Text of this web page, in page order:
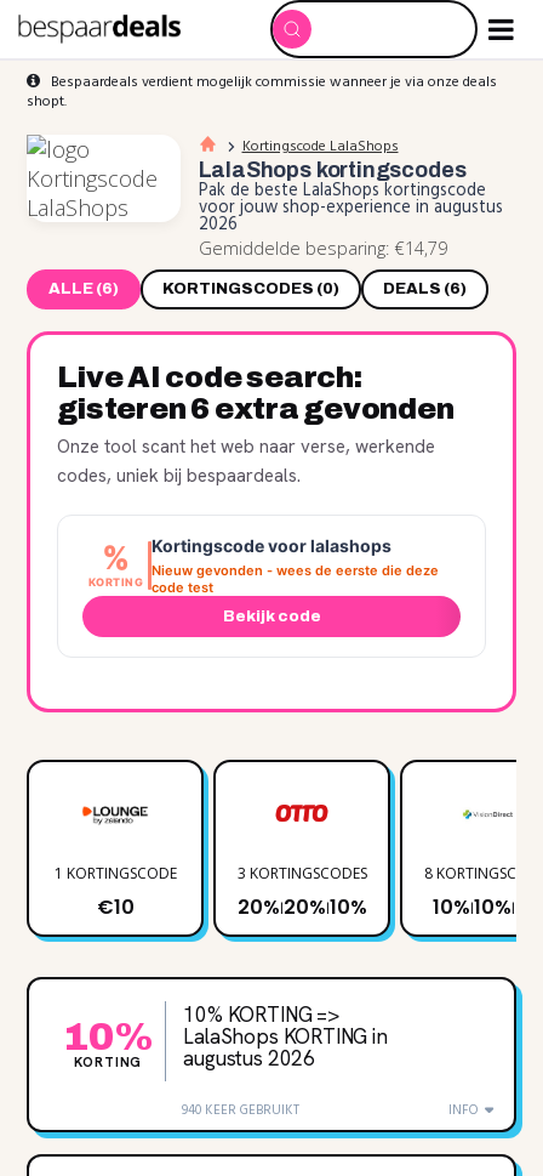
Bespaardeals verdient mogelijk commissie wanneer je via onze deals
shopt.
Kortingscode LalaShops
LalaShops kortingscodes
Pak de beste LalaShops kortingscode
voor jouw shop-experience in augustus
2026
Gemiddelde besparing: €14,79
ALLE (6) KORTINGSCODES (0) DEALS (6)
Live AI code search:
gisteren 6 extra gevonden
Onze tool scant het web naar verse, werkende
codes, uniek bij bespaardeals.
%
KORTING
Kortingscode voor lalashops
Nieuw gevonden - wees de eerste die deze
code test
Bekijk code
1 KORTINGSCODE
€10
3 KORTINGSCODES
20%|20%|10%
8
10%|10%|
10%
KORTING
10% KORTING =>
LalaShops KORTING in
augustus 2026
940 KEER GEBRUIKT INFO